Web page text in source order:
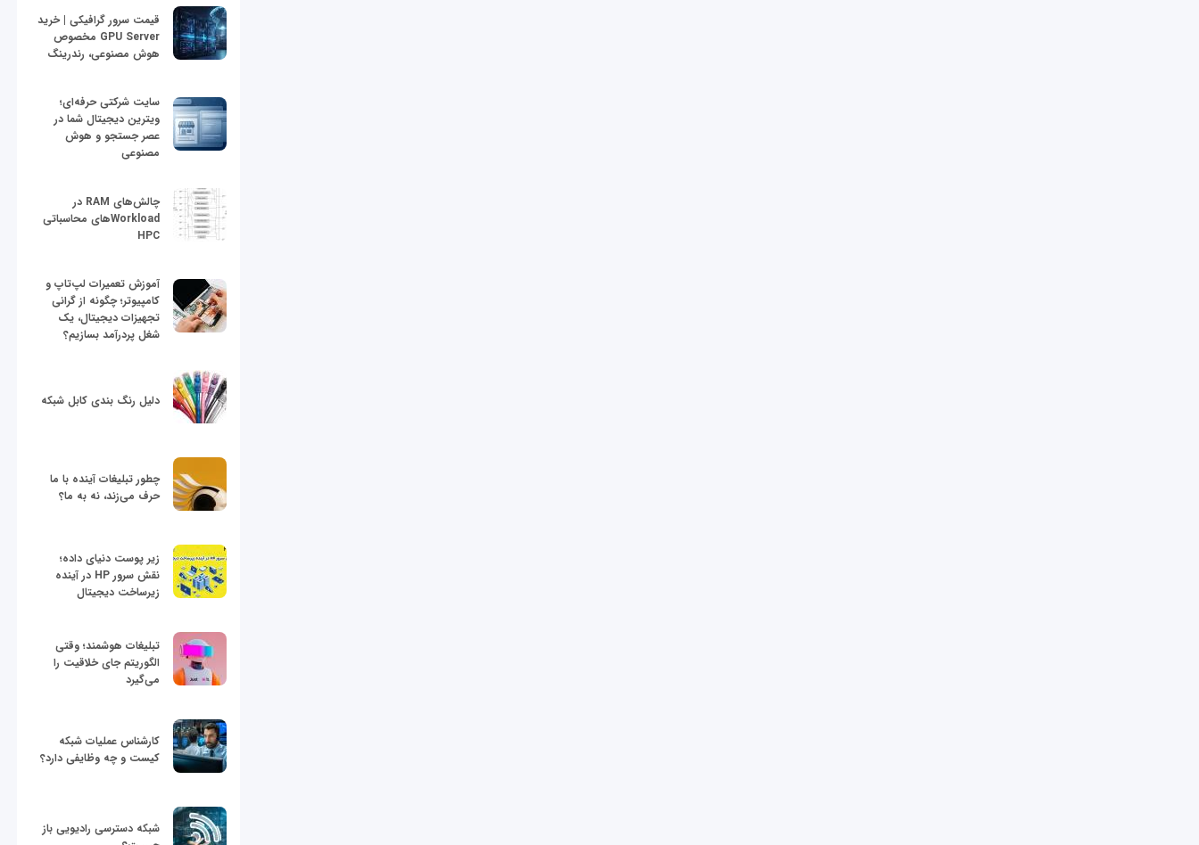
قیمت سرور گرافیکی | خرید
GPU Server مخصوص
هوش مصنوعی، رندرینگ
سایت شرکتی حرفه‌ای؛
ویترین دیجیتال شما در
عصر جستجو و هوش
مصنوعی
چالش‌های RAM در
Workloadهای محاسباتی
HPC
آموزش تعمیرات لپ‌تاپ و
کامپیوتر؛ چگونه از گرانی
تجهیزات دیجیتال، یک
شغل پردرآمد بسازیم؟
دلیل رنگ بندی کابل شبکه
چطور تبلیغات آینده با ما
حرف می‌زند، نه به ما؟
زیر پوست دنیای داده؛
نقش سرور HP در آینده
زیرساخت دیجیتال
تبلیغات هوشمند؛ وقتی
الگوریتم جای خلاقیت را
می‌گیرد
کارشناس عملیات شبکه
کیست و چه وظایفی دارد؟
شبکه دسترسی رادیویی باز